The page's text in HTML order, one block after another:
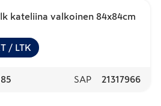
kateliina valkoinen 84x84cm
/ LTK
SAP 21317966